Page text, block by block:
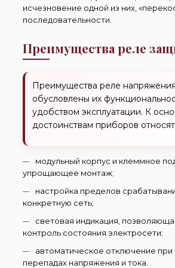
исчезновение одной из них,
последовательности.
Преимущества реле
Преимущества реле
обусловлены их
удобством эксплуатации. К
достоинствам приборов
модульный корпус и клеммное
упрощающее монтаж;
настройка пределов
конкретную сеть;
световая индикация,
контроль состояния электросети;
автоматическое отключение при
перепадах напряжения и тока.